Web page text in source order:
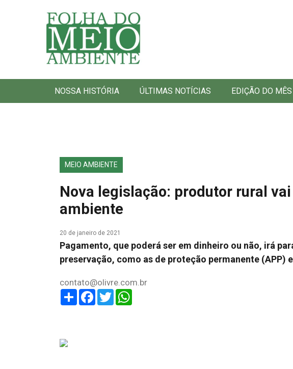
Folha do Meio Ambiente
NOSSA HISTÓRIA ÚLTIMAS NOTÍCIAS EDIÇÃO DO MÊS
MEIO AMBIENTE
Nova legislação: produtor rural
ambiente
20 de janeiro de 2021
Pagamento, que poderá ser em dinheiro ou não, irá
preservação, como as de proteção permanente (APP) e
contato@olivre.com.br
ShareFacebook
Twitter